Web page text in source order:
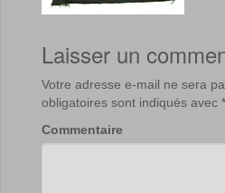
Laisser un
Votre adresse e-mail ne sera
obligatoires sont indiqués avec *
Commentaire